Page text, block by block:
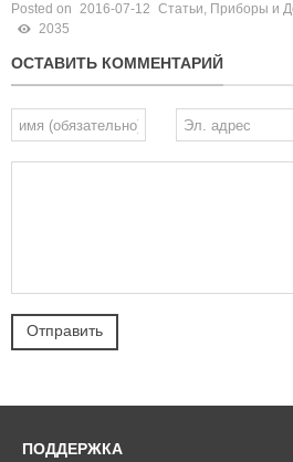
Posted on 2016-07-12 Статьи, Приборы и
2035
ОСТАВИТЬ КОММЕНТАРИЙ
ПОДДЕРЖКА